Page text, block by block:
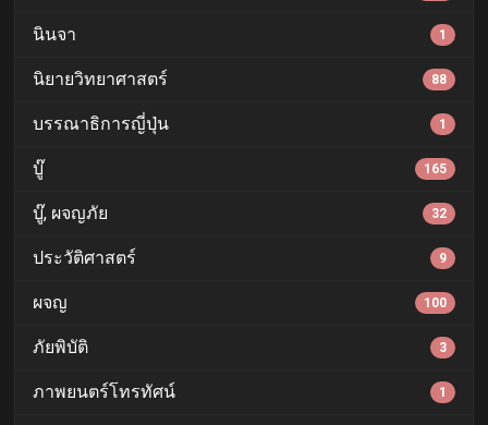
นินจา 1
นิยายวิทยาศาสตร์ 88
บรรณาธิการญี่ปุ่น 1
บู๊ 165
บู๊, ผจญภัย 32
ประวัติศาสตร์ 9
ผจญ 100
ภัยพิบัติ 3
ภาพยนตร์โทรทัศน์ 1